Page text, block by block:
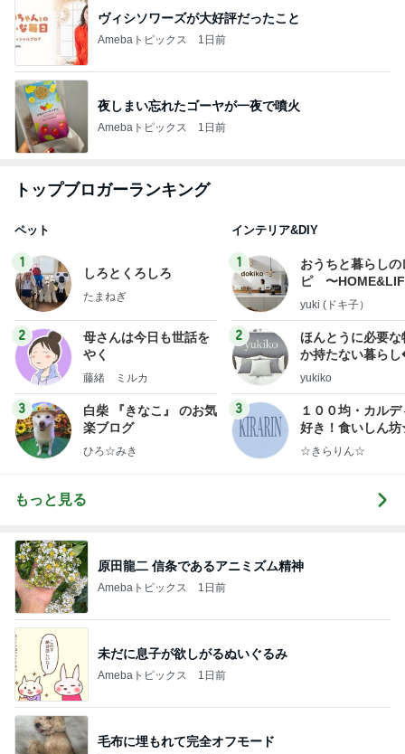
ヴィシソワーズが大好評だったこと
Amebaトピックス 1日前
夜しまい忘れたゴーヤが一夜で噴火
Amebaトピックス 1日前
トップブロガーランキング
ペット
1
しろとくろしろ
たまねぎ
2
母さんは今日も世話を
やく
藤緒 ミルカ
3
白柴 『きなこ』 のお気
楽ブログ
ひろ☆みき
インテリア&DIY
1
おうちと暮らしの
ピ 〜
yuki (ドキ子）
2
ほんとうに必要な
か持たない暮ら
ep Life Simple◆
yukiko
3
１００均・カルデ
好き！食いしん
らりん☆のブログ
☆きらりん☆
もっと見る
原田龍二 信条であるアニミズム精神
Amebaトピックス 1日前
未だに息子が欲しがるぬいぐるみ
Amebaトピックス 1日前
毛布に埋もれて完全オフモード